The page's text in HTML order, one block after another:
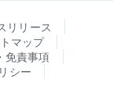
リリース
マップ
免責事項
シー